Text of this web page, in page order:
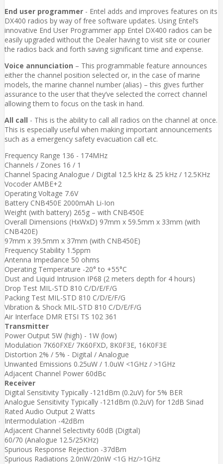
End user programmer - Entel adds and improves features on its
DX400 radios by way of free software updates. Using Entel’s
innovative End User Programmer app Entel DX400 radios can be
easily upgraded without the Dealer having to visit site or courier
the radios back and forth saving significant time and expense.
Voice annunciation – This programmable feature announces
either the channel position selected or, in the case of marine
models, the marine channel number (alias) – this gives further
assurance to the user that they’ve selected the correct channel
allowing them to focus on the task in hand.
All call - This is the ability to call all radios on the channel at once.
This is especially useful when making important announcements
such as a emergency safety evacuation call etc.
Frequency Range 136 - 174MHz
Channels / Zones 16 / 1
Channel Spacing Analogue / Digital 12.5 kHz & 25 kHz / 12.5KHz
Vocoder AMBE+2
Operating Voltage 7.6V
Battery CNB450E 2000mAh Li-Ion
Weight (with battery) 265g – with CNB450E
Overall Dimensions (HxWxD) 97mm x 59.5mm x 33mm (with
CNB420E)
97mm x 39.5mm x 37mm (with CNB450E)
Frequency Stability 1.5ppm
Antenna Impedance 50 ohms
Operating Temperature -20° to +55°C
Dust and Liquid Intrusion IP68 (2 meters depth for 4 hours)
Drop Test MIL-STD 810 C/D/E/F/G
Packing Test MIL-STD 810 C/D/E/F/G
Vibration & Shock MIL-STD 810 C/D/E/F/G
Air Interface DMR ETSI TS 102 361
Transmitter
Power Output 5W (high) - 1W (low)
Modulation 7K60FXE/ 7K60FXD, 8K0F3E, 16K0F3E
Distortion 2% / 5% - Digital / Analogue
Unwanted Emissions 0.25uW / 1.0uW <1GHz / >1GHz
Adjacent Channel Power 60dBc
Receiver
Digital Sensitivity Typically -121dBm (0.2uV) for 5% BER
Analogue Sensitivity Typically -121dBm (0.2uV) for 12dB Sinad
Rated Audio Output 2 Watts
Intermodulation -42dBm
Adjacent Channel Selectivity 60dB (Digital)
60/70 (Analogue 12.5/25KHz)
Spurious Response Rejection -37dBm
Spurious Radiations 2.0nW/20nW <1G Hz/>1GHz